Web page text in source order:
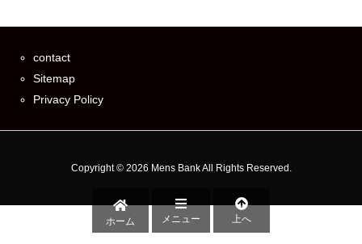
contact
Sitemap
Privacy Policy
Copyright © 2026 Mens BankAll Rights Reserved.
ホーム メニュー 上へ